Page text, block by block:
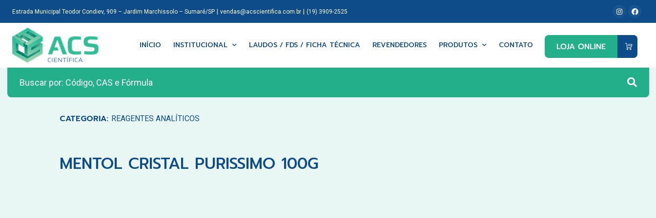
Estrada Municipal Teodor Condiev, 909 – Jardim Marchissolo – Sumaré/SP| vendas@acscientifica.com.br| (19) 3909-2525
INÍCIO INSTITUCIONAL LAUDOS / FDS / FICHA TÉCNICA REVENDEDORES PRODUTOS CONTATO
CATEGORIA: REAGENTES ANALÍTICOS
MENTOL CRISTAL PURISSIMO 100G